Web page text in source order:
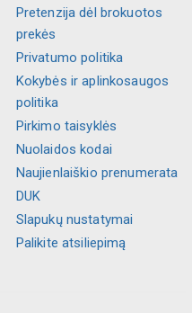
Pretenzija dėl brokuotos
prekės
Privatumo politika
Kokybės ir aplinkosaugos
politika
Pirkimo taisyklės
Nuolaidos kodai
Naujienlaiškio prenumerata
DUK
Slapukų nustatymai
Palikite atsiliepimą